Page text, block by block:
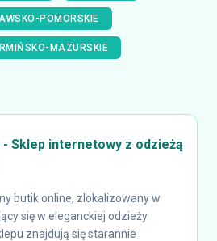
POMORSKIE
MAZURSKIE
- Sklep internetowy z odzieżą
butik online, zlokalizowany w
się w eleganckiej odzieży
znajdują się starannie